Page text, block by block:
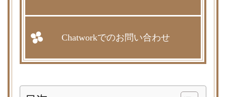
Chatworkでのお問い合わせ